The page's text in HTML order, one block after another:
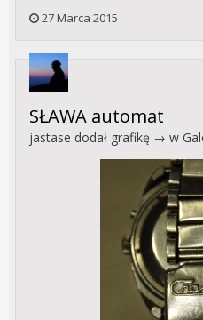
27 Marca 2015
SŁAWA automat
jastase dodał grafikę → w